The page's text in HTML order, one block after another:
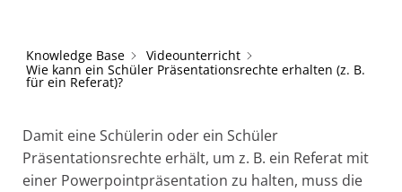
Knowledge Base
Videounterricht
Wie kann ein Schüler Präsentationsrechte erhalten (z. B.
für ein Referat)?
Damit eine Schülerin oder ein Schüler
Präsentationsrechte erhält, um z. B. ein Referat mit
einer Powerpointpräsentation zu halten, muss die